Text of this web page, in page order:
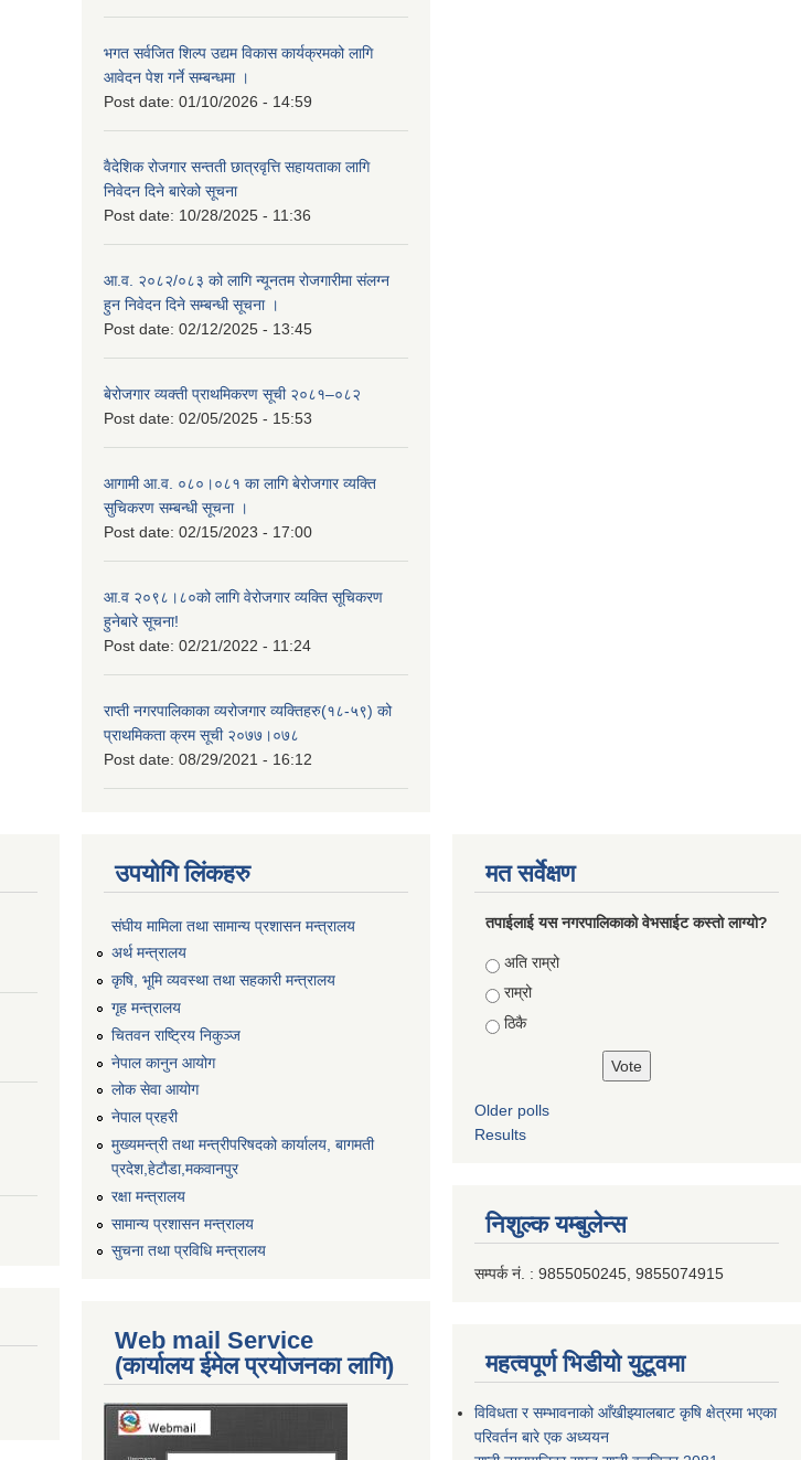
भगत सर्वजित शिल्प उद्यम विकास कार्यक्रमको लागि
आवेदन पेश गर्ने सम्बन्धमा ।
Post date: 01/10/2026 - 14:59
वैदेशिक रोजगार सन्तती छात्रवृत्ति सहायताका लागि
निवेदन दिने बारेको सूचना
Post date: 10/28/2025 - 11:36
आ.व. २०८२/०८३ को लागि न्यूनतम रोजगारीमा संलग्न
हुन निवेदन दिने सम्बन्धी सूचना ।
Post date: 02/12/2025 - 13:45
बेरोजगार व्यक्ती प्राथमिकरण सूची २०८१–०८२
Post date: 02/05/2025 - 15:53
आगामी आ.व. ०८०।०८१ का लागि बेरोजगार व्यक्ति
सुचिकरण सम्बन्धी सूचना ।
Post date: 02/15/2023 - 17:00
आ.व २०९८।८०को लागि वेरोजगार व्यक्ति सूचिकरण
हुनेबारे सूचना!
Post date: 02/21/2022 - 11:24
राप्ती नगरपालिकाका व्यरोजगार व्यक्तिहरु(१८-५९) को
प्राथमिकता क्रम सूची २०७७।०७८
Post date: 08/29/2021 - 16:12
उपयोगि लिंकहरु
संघीय मामिला तथा सामान्य प्रशासन मन्त्रालय
अर्थ मन्त्रालय
कृषि, भूमि व्यवस्था तथा सहकारी मन्त्रालय
गृह मन्त्रालय
चितवन राष्ट्रिय निकुञ्ज
नेपाल कानुन आयोग
लोक सेवा आयोग
नेपाल प्रहरी
मुख्यमन्त्री तथा मन्त्रीपरिषदको कार्यालय, बागमती
प्रदेश,हेटाैडा,मकवानपुर
रक्षा मन्त्रालय
सामान्य प्रशासन मन्त्रालय
सुचना तथा प्रविधि मन्त्रालय
Web mail Service
(कार्यालय ईमेल प्रयोजनका लागि)
मत सर्वेक्षण
तपाईलाई यस नगरपालिकाको वेभसाईट कस्तो लाग्यो?
Choices
अति राम्रो
राम्रो
ठिकै
Older polls
Results
निशुल्क यम्बुलेन्स
सम्पर्क नं. : 9855050245, 9855074915
महत्वपूर्ण भिडीयो युटूवमा
विविधता र सम्भावनाको आँखीझ्यालबाट कृषि क्षेत्रमा भएका
परिवर्तन बारे एक अध्ययन